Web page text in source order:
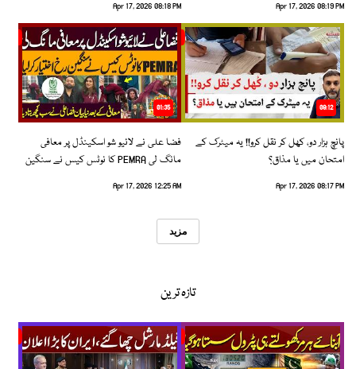
Apr 17, 2026 08:19 PM
Apr 17, 2026 08:18 PM
09:12
پانچ ہزار دو، کھل کر نقل کرو!! یہ میٹرک کے
امتحان میں یا مذاق؟
Apr 17, 2026 08:17 PM
01:35
فضا علی نے لائیو شو اسکینڈل پر معافی
مانگ لی PEMRA کا نوٹس کیس نے سنگین
Apr 17, 2026 12:25 AM
مزید
تازہ ترین